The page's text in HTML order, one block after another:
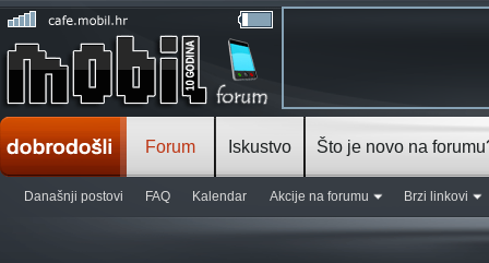
Forum
Današnji postovi FAQ Kalendar Akcije na forumu Brzi linkovi
Iskustvo Što je novo na